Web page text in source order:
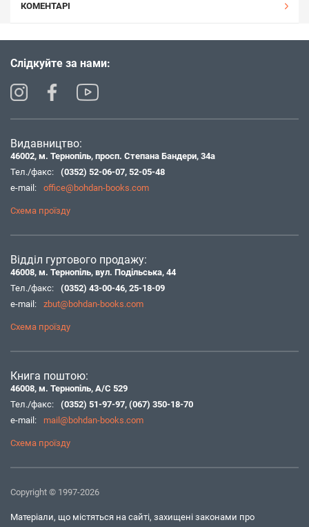
КОМЕНТАРІ
Слідкуйте за нами:
Видавництво:
46002, м. Тернопіль, просп. Степана Бандери, 34а
Тел./факс:
(0352) 52-06-07, 52-05-48
e-mail:
office@bohdan-books.com
Схема проїзду
Відділ гуртового продажу:
46008, м. Тернопіль, вул. Подільська, 44
Тел./факс:
(0352) 43-00-46, 25-18-09
e-mail:
zbut@bohdan-books.com
Схема проїзду
Книга поштою:
46008, м. Тернопіль, А/С 529
Тел./факс:
(0352) 51-97-97, (067) 350-18-70
e-mail:
mail@bohdan-books.com
Схема проїзду
Copyright © 1997-2026
Матеріали, що містяться на сайті, захищені законами про